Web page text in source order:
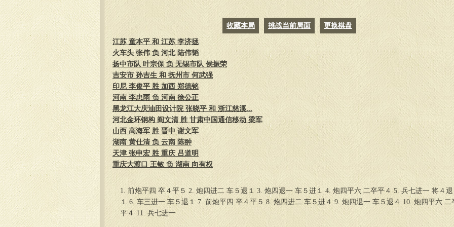
收藏本局 挑战当前局面 更换棋盘
江苏 童本平 和 江苏 李济拯
火车头 张伟 负 河北 陆伟韬
扬中市队 叶宗保 负 无锡市队 侯振荣
吉安市 孙吉生 和 抚州市 何武强
印尼 李俊平 胜 加西 郑德铭
河南 李忠雨 负 河南 徐公正
黑龙江大庆油田设计院 张晓平 和 浙江慈溪...
河北金环钢构 阎文清 胜 甘肃中国通信移动 梁军
山西 高海军 胜 晋中 谢文军
湖南 黄仕清 负 云南 陈翀
天津 张申宏 胜 重庆 吕道明
重庆大渡口 王敏 负 湖南 向有权
1. 前炮平四 卒４平５ 2. 炮四进二 车５退１ 3. 炮四退一 车５进１ 4. 炮四平六 二卒平４ 5. 兵七进一 将４退
１ 6. 车三进一 车５退１ 7. 前炮平四 卒４平５ 8. 炮四进二 车５进４ 9. 炮四退一 车５退４ 10. 炮四平六 二
平４ 11. 兵七进一